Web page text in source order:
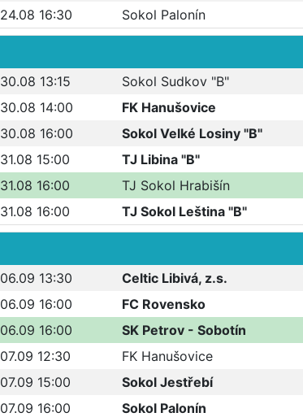
24.08 16:30
Sokol Palonín
30.08 13:15 Sokol Sudkov "B"
30.08 14:00
FK Hanušovice
30.08 16:00
Sokol Velké Losiny "B"
31.08 15:00
TJ Libina "B"
31.08 16:00
TJ Sokol Hrabišín
31.08 16:00
TJ Sokol Leština "B"
06.09 13:30 Celtic Libivá, z.s.
06.09 16:00
FC Rovensko
06.09 16:00
SK Petrov - Sobotín
07.09 12:30
FK Hanušovice
07.09 15:00
Sokol Jestřebí
07.09 16:00
Sokol Palonín